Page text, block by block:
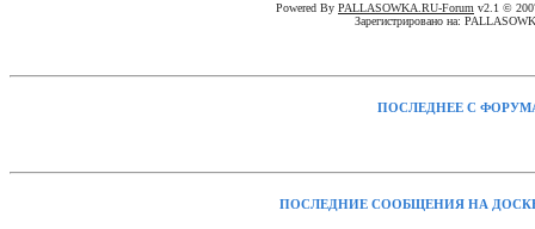
Powered By PALLASOWKA.RU-Forum v2.1 ©
Зарегистрировано на:
ПОСЛЕДНЕЕ С
ПОСЛЕДНИЕ СООБЩЕНИЯ НА